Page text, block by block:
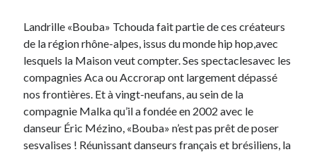
Municipales 2026 : Lyon, Métropole et Caluire, mon choix pour l’avenir
Explorez les Chemins Enchantés à Vélo : Aventures Familiales près de
Lyon !
Quel Lyonnais es-tu, Renaud Ducher ?
A quand une véritable place pour le vélo à Caluire dans la Métropole de
Comment je vis ma vie sur un vélo
Landrille «Bouba» Tchouda fait partie de ces créateurs
de la région rhône-alpes, issus du monde hip hop,avec
lesquels la Maison veut compter. Ses spectaclesavec les
compagnies Aca ou Accrorap ont largement dépassé
nos frontières. Et à vingt-neufans, au sein de la
compagnie Malka qu’il a fondée en 2002 avec le
danseur Éric Mézino, «Bouba» n’est pas prêt de poser
sesvalises ! Réunissant danseurs français et brésiliens, la